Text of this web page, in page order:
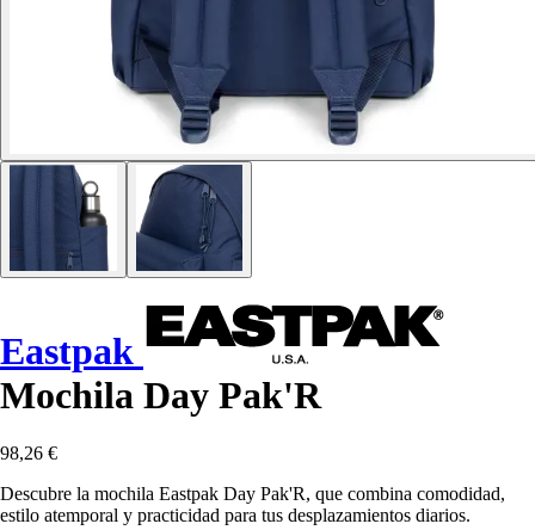
Eastpak
Mochila Day Pak'R
98,26 €
Descubre la mochila Eastpak Day Pak'R, que combina comodidad,
estilo atemporal y practicidad para tus desplazamientos diarios.